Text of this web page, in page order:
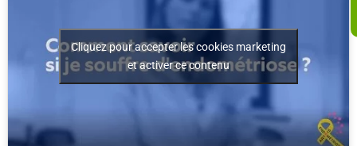
Cliquez pour accepter les cookies marketing
et activer ce contenu